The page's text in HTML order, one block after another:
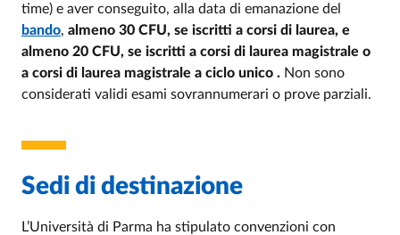
time) e aver conseguito, alla data di emanazione del
bando, almeno 30 CFU, se iscritti a corsi di laurea, e
almeno 20 CFU, se iscritti a corsi di laurea magistrale o
a corsi di laurea magistrale a ciclo unico . Non sono
considerati validi esami sovrannumerari o prove parziali.
Sedi di destinazione
L’Università di Parma ha stipulato convenzioni con